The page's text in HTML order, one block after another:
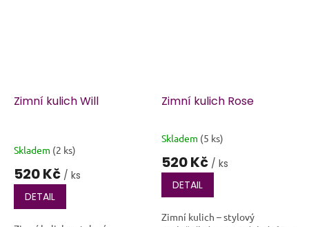
Zimní kulich Will
Skladem (2 ks)
520 Kč / ks
DETAIL
Zimní kulich Rose
Průměrné
hodnocení
produktu
5,0
5
Skladem (5 ks)
520 Kč / ks
DETAIL
Zimní kulich – stylový